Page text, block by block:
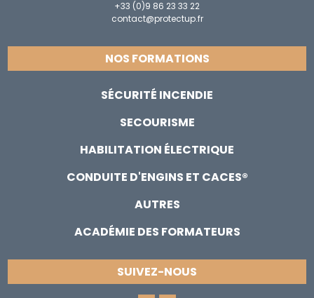
+33 (0)9 86 23 33 22
contact@protectup.fr
NOS FORMATIONS
SÉCURITÉ INCENDIE
SECOURISME
HABILITATION ÉLECTRIQUE
CONDUITE D'ENGINS ET CACES®
AUTRES
ACADÉMIE DES FORMATEURS
SUIVEZ-NOUS